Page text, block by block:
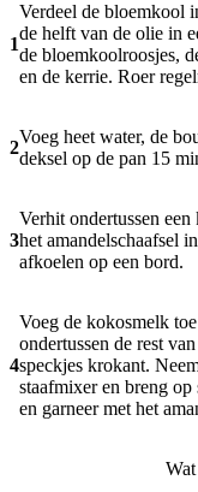
1
Verdeel de bloemkool
de helft van de olie in
de bloemkoolroosjes,
en de kerrie. Roer
2
Voeg heet water, de
deksel op de pan 15
3
Verhit ondertussen
het amandelschaafsel
afkoelen op een bord.
4
Voeg de kokosmelk
ondertussen de rest
speckjes krokant.
staafmixer en breng op
en garneer met het